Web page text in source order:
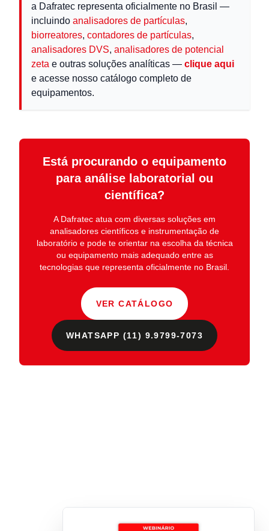
a Dafratec representa oficialmente no Brasil —
incluindo analisadores de partículas,
biorreatores, contadores de partículas,
analisadores DVS, analisadores de potencial
zeta e outras soluções analíticas — clique aqui
e acesse nosso catálogo completo de
equipamentos.
Está procurando o equipamento
para análise laboratorial ou
científica?
A Dafratec atua com diversas soluções em
analisadores científicos e instrumentação de
laboratórioe pode te orientar na escolha da técnica
ou equipamento mais adequado entre as
tecnologias que representa oficialmente no Brasil.
VER CATÁLOGO
WHATSAPP (11) 9.9799-7073